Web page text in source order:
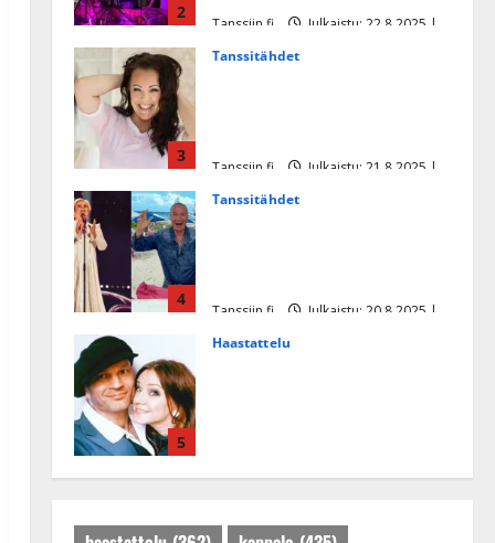
2
Tanssiin.fi
Julkaistu: 22.8.2025 |
3
Tanssitähdet
Tanssiin.fi
Julkaistu: 21.8.2025 |
4
Tanssitähdet
Tanssiin.fi
Julkaistu: 20.8.2025 |
5
Haastattelu
Tanssiin.fi
Julkaistu: 27.4.2025 |